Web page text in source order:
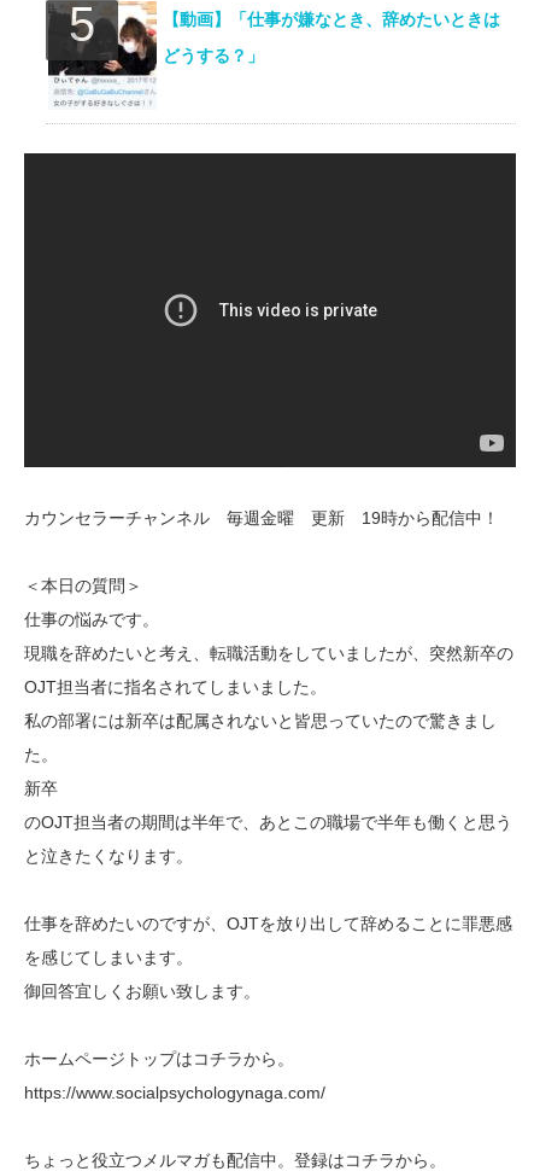
【動画】「仕事が嫌なとき、辞めたいときは
どうする？」
カウンセラーチャンネル 毎週金曜 更新 19時から配信中！
＜本日の質問＞
仕事の悩みです。
現職を辞めたいと考え、転職活動をしていましたが、突然新卒の
OJT担当者に指名されてしまいました。
私の部署には新卒は配属されないと皆思っていたので驚きまし
た。
新卒
のOJT担当者の期間は半年で、あとこの職場で半年も働くと思う
と泣きたくなります。
仕事を辞めたいのですが、OJTを放り出して辞めることに罪悪感
を感じてしまいます。
御回答宜しくお願い致します。
ホームページトップはコチラから。
https://www.socialpsychologynaga.com/
ちょっと役立つメルマガも配信中。登録はコチラから。